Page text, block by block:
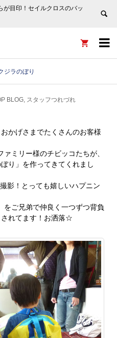
が目印！セイルクロスのバッ


ジラのぼり
BLOG, スタッフつれづれ
かげさまでたくさんのお客様
ミリー様のチビッコたちが、
り」を作ってきてくれまし
影！とっても嬉しいハプニン
をご兄弟で仲良く一つずつ背負
されてます！お洒落☆